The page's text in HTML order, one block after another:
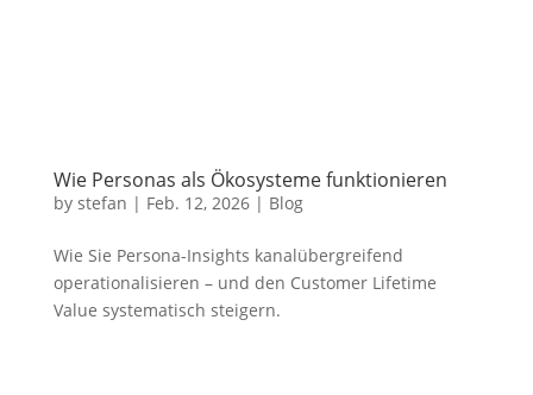
Wie Personas als Ökosysteme funktionieren
by stefan | Feb. 12, 2026| Blog
Wie Sie Persona-Insights kanalübergreifend
operationalisieren – und den Customer Lifetime
Value systematisch steigern.